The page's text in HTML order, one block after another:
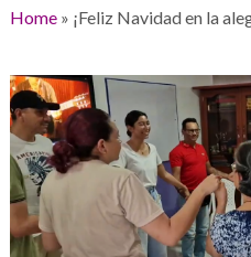
Home» ¡Feliz Navidad en la